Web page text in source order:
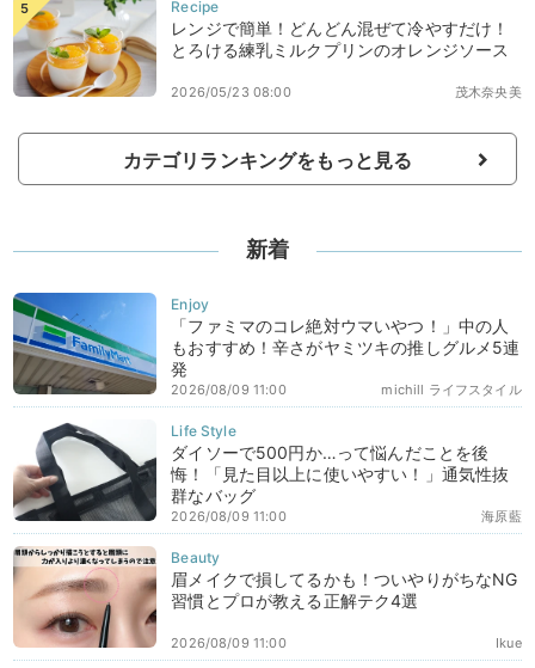
レンジで簡単！どんどん混ぜて冷やすだけ！
とろける練乳ミルクプリンのオレンジソース
茂木奈央美
2026/05/23 08:00
カテゴリランキングをもっと見る
新着
「ファミマのコレ絶対ウマいやつ！」中の人
もおすすめ！辛さがヤミツキの推しグルメ5連
発
michill ライフスタイル
2026/08/09 11:00
ダイソーで500円か…って悩んだことを後
悔！「見た目以上に使いやすい！」通気性抜
群なバッグ
海原藍
2026/08/09 11:00
眉メイクで損してるかも！ついやりがちなNG
習慣とプロが教える正解テク4選
Ikue
2026/08/09 11:00